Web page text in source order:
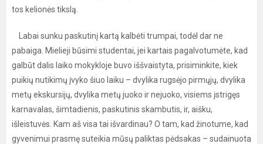
tos kelionės tikslą.
Labai sunku paskutinį kartą kalbėti trumpai, todėl dar ne
pabaiga. Mielieji būsimi studentai, jei kartais pagalvotumėte, kad
galbūt dalis laiko mokykloje buvo iššvaistyta, prisiminkite, kiek
puikių nutikimų įvyko šiuo laiku – dvylika rugsėjo pirmųjų, dvylika
metų ekskursijų, dvylika metų juoko ir nejuoko, visiems įstrigęs
karnavalas, šimtadienis, paskutinis skambutis, ir, aišku,
išleistuvės. Kam aš visa tai išvardinau? O tam, kad žinotume, kad
gyvenimui prasmę suteikia mūsų paliktas pėdsakas – sudainuota